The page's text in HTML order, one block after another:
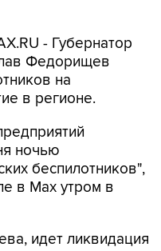
- Губернатор
на
в регионе.
беспилотников",
в Max утром в
идет ликвидация